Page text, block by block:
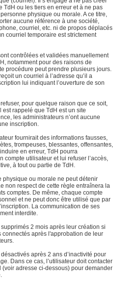
TdH ou les tiers en erreur et à ne pas
physique ou morale. A ce titre,
aucune référence à une société,
courriel, etc. ni de propos déplacés
courriel temporaire est strictement
contrôlées et validées manuellement
notamment pour des raisons de
procédure peut prendre plusieurs jours.
un courriel à l’adresse qu’il a
lui indiquant l’ouverture de son
pour quelque raison que ce soit,
est rappelé que TdH est un site
les administrateurs n’ont aucune
inscription.
fournirait des informations fausses,
trompeuses, blessantes, offensantes,
en erreur, TdH pourra
compte utilisateur et lui refuser l’accès,
à tout ou partie de TdH.
physique ou morale ne peut détenir
non respect de cette règle entraînera la
comptes. De même, chaque compte
et ne peut donc être utilisé que par
La communication de ses
interdite.
2 mois après leur création si
connectés après l'approbation de leur
après 2 ans d’inactivité pour
Dans ce cas, l’utilisateur doit contacter
adresse ci-dessous) pour demander